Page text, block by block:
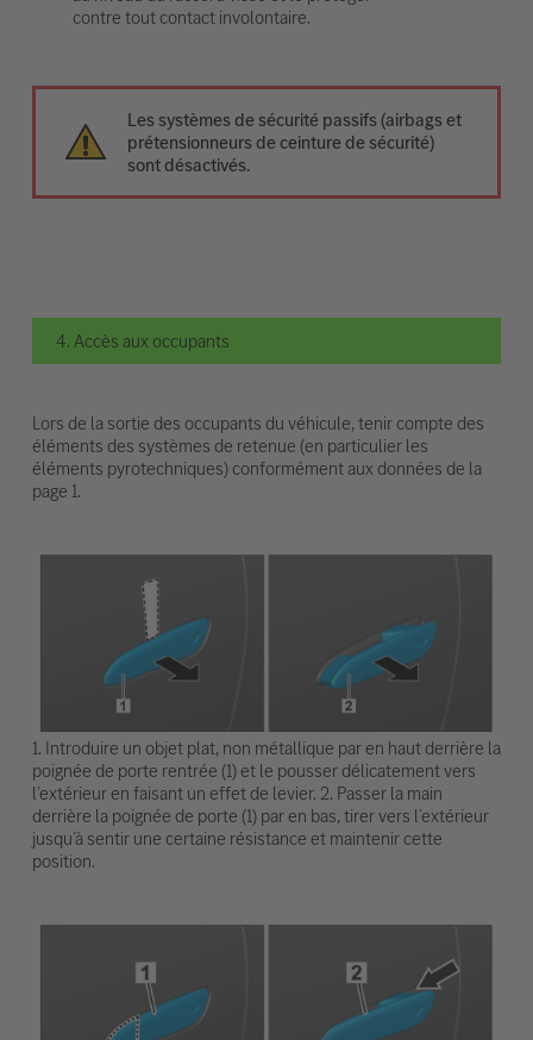
contre tout contact involontaire.
Les systèmes de sécurité passifs (airbags et
prétensionneurs de ceinture de sécurité)
sont désactivés.
4. Accès aux occupants
Lors de la sortie des occupants du véhicule, tenir compte des
éléments des systèmes de retenue (en particulier les
éléments pyrotechniques) conformément aux données de la
page 1.
1. Introduire un objet plat, non métallique par en haut derrière la
poignée de porte rentrée (1) et le pousser délicatement vers
l’extérieur en faisant un effet de levier. 2. Passer la main
derrière la poignée de porte (1) par en bas, tirer vers l’extérieur
jusqu’à sentir une certaine résistance et maintenir cette
position.